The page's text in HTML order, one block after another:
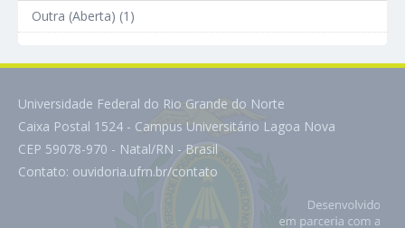
Outra (Aberta) (1)
Universidade Federal do Rio Grande do Norte
Caixa Postal 1524 - Campus Universitário Lagoa Nova
CEP 59078-970 - Natal/RN - Brasil
Contato: ouvidoria.ufrn.br/contato